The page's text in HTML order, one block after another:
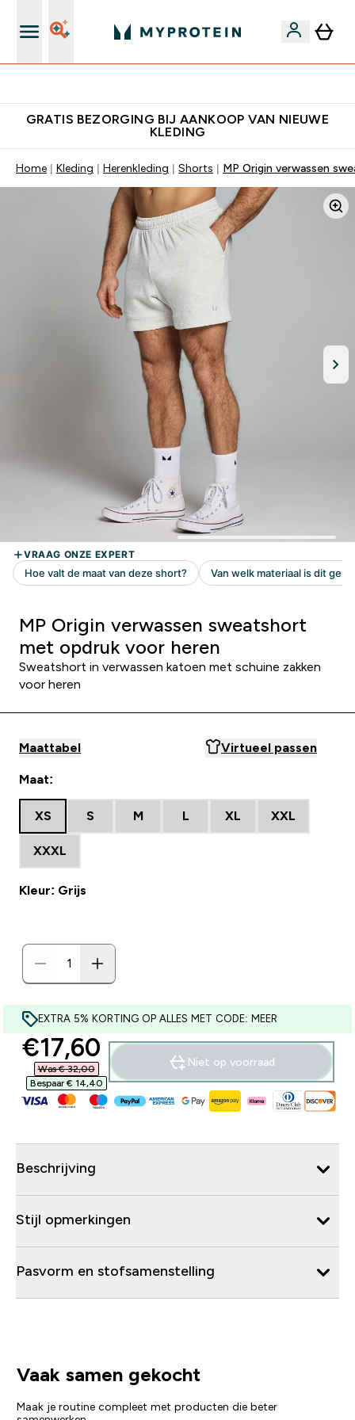
GRATIS BEZORGING BIJ AANKOOP VAN NIEUWE
KLEDING
Home Kleding Herenkleding Shorts MP Origin verwassen
MP Origin verwassen sweatshort
met opdruk voor heren
Sweatshort in verwassen katoen met schuine zakken
voor heren
Maattabel Virtueel passen
Maat:
XS S M L XL XXL
XXXL
Kleur: Grijs
EXTRA 5% KORTING OP ALLES MET CODE: MEER
discounted price
€17,60‎
Was € 32,00‎
Bespaar € 14,40‎
Niet op voorraad
Beschrijving
Stijl opmerkingen
Pasvorm en stofsamenstelling
Vaak samen gekocht
Maak je routine compleet met producten die beter